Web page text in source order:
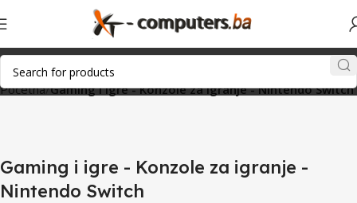
Početna Gaming i igre - Konzole za igranje - Nintendo Switch
Gaming i igre - Konzole za igranje -
Nintendo Switch